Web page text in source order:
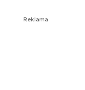
Reklama